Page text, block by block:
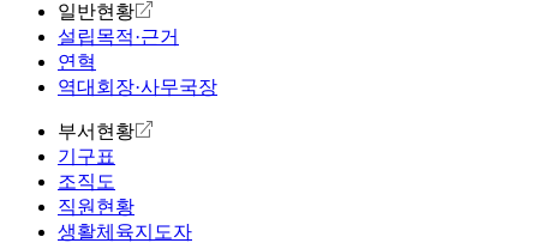
일반현황
설립목적·근거
연혁
역대회장·사무국장
부서현황
기구표
조직도
직원현황
생활체육지도자